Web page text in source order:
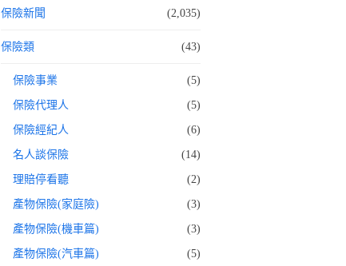
保險新聞 (2,035)
保險類 (43)
保險事業 (5)
保險代理人 (5)
保險經紀人 (6)
名人談保險 (14)
理賠停看聽 (2)
產物保險(家庭險) (3)
產物保險(機車篇) (3)
產物保險(汽車篇) (5)